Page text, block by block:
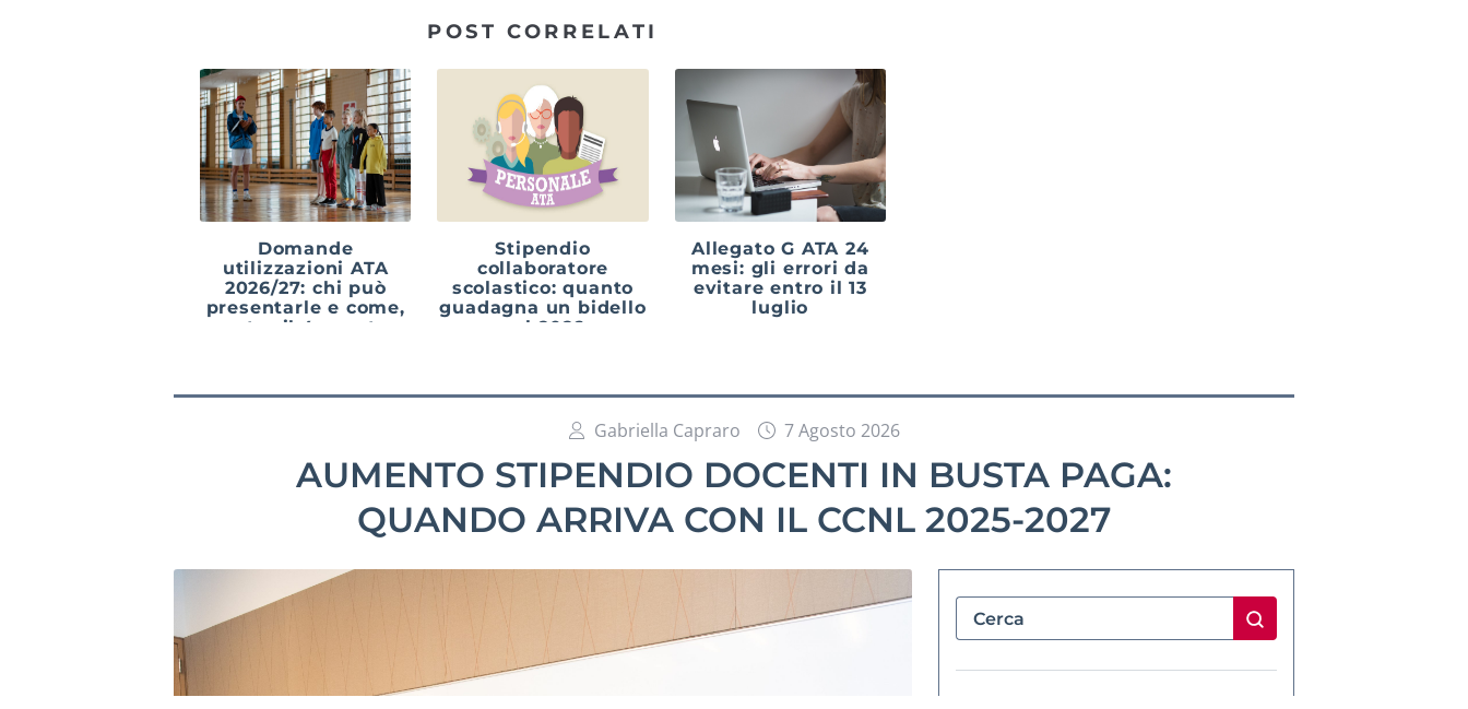
POST CORRELATI
Domande
utilizzazioni ATA
2026/27: chi può
presentarle e come,
entro il 4 agosto
Stipendio
collaboratore
scolastico: quanto
guadagna un bidello
nel 2026
Allegato G ATA 24
mesi: gli errori da
evitare entro il 13
luglio
Gabriella Capraro 7 Agosto 2026
AUMENTO STIPENDIO DOCENTI IN BUSTA PAGA:
QUANDO ARRIVA CON IL CCNL 2025-2027